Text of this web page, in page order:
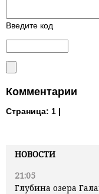
НОВОСТИ
21:05
Глубина озера
Введите код
Комментарии
Страница: 1 |